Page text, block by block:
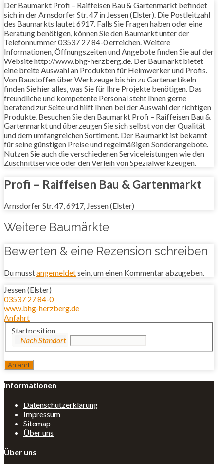
Der Baumarkt Profi – Raiffeisen Bau & Gartenmarkt befindet
sich in der Arnsdorfer Str. 47 in Jessen (Elster). Die Postleitzahl
des Baumarkts lautet 6917. Falls Sie Fragen haben oder eine
Beratung benötigen, können Sie den Baumarkt unter der
Telefonnummer 03537 27 84-0 erreichen. Weitere
Informationen, Öffnungszeiten und Angebote finden Sie auf der
Website http://www.bhg-herzberg.de. Der Baumarkt bietet
eine breite Auswahl an Produkten für Heimwerker und Profis.
Von Baustoffen über Werkzeuge bis hin zu Gartenartikeln
finden Sie hier alles, was Sie für Ihre Projekte benötigen. Das
freundliche und kompetente Personal steht Ihnen gerne
beratend zur Seite und hilft Ihnen bei der Auswahl der richtigen
Produkte. Besuchen Sie den Baumarkt Profi – Raiffeisen Bau &
Gartenmarkt und überzeugen Sie sich selbst von der Qualität
und dem umfangreichen Sortiment. Der Baumarkt ist bekannt
für seine günstigen Preise und regelmäßigen Sonderangebote.
Nutzen Sie auch die verschiedenen Serviceleistungen wie den
Zuschnittservice oder den Verleih von Spezialwerkzeugen.
Profi – Raiffeisen Bau & Gartenmarkt
Arnsdorfer Str. 47, 6917, Jessen (Elster)
Weitere Baumärkte
Bewerten & eine Rezension schreiben
Du musstangemeldetsein, um einen Kommentar abzugeben.
Jessen (Elster)
03537 27 84-0
www.bhg-herzberg.de
Anfahrt
Startposition
Informationen
Datenschutzerklärung
Impressum
Sitemap
Über uns
Über uns